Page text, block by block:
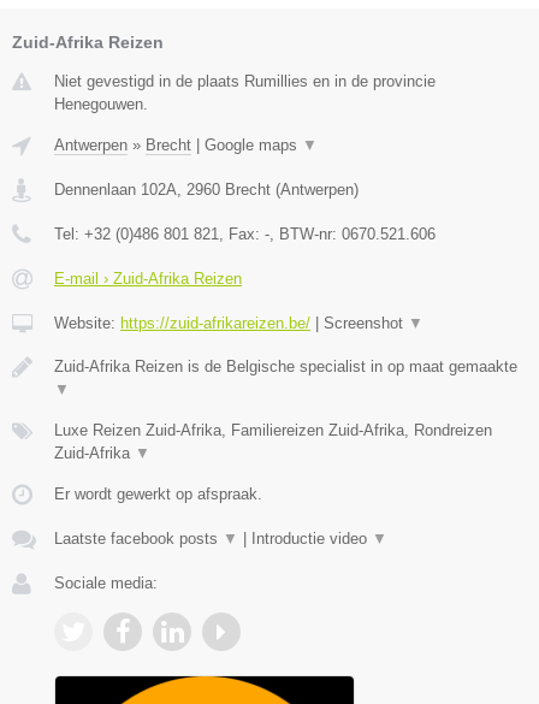
Zuid-Afrika Reizen
Niet gevestigd in de plaats Rumillies en in de provincie
Henegouwen.
Antwerpen » Brecht | Google maps ▼
Dennenlaan 102A 2960 Brecht (Antwerpen)
Tel: +32 (0)486 801 821 , Fax: - , BTW-nr: 0670.521.606
E-mail › Zuid-Afrika Reizen
Website: https://zuid-afrikareizen.be/ | Screenshot ▼
Zuid-Afrika Reizen is de Belgische specialist in op maat gemaakte
▼
Luxe Reizen Zuid-Afrika, Familiereizen Zuid-Afrika, Rondreizen
Zuid-Afrika ▼
Er wordt gewerkt op afspraak.
Laatste facebook posts ▼ | Introductie video ▼
Sociale media: